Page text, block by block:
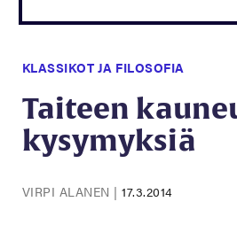
KLASSIKOT JA FILOSOFIA
Taiteen
kysymyksiä
VIRPI ALANEN |17.3.2014